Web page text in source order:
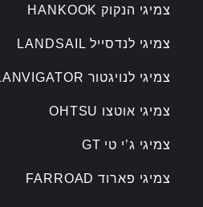
צמיגי הנקוק HANKOOK
צמיגי לנדסייל LANDSAIL
צמיגי לנויגטור LANVIGATOR
צמיגי אוטצו OHTSU
צמיגי ג’י טי GT
צמיגי פארוד FARROAD